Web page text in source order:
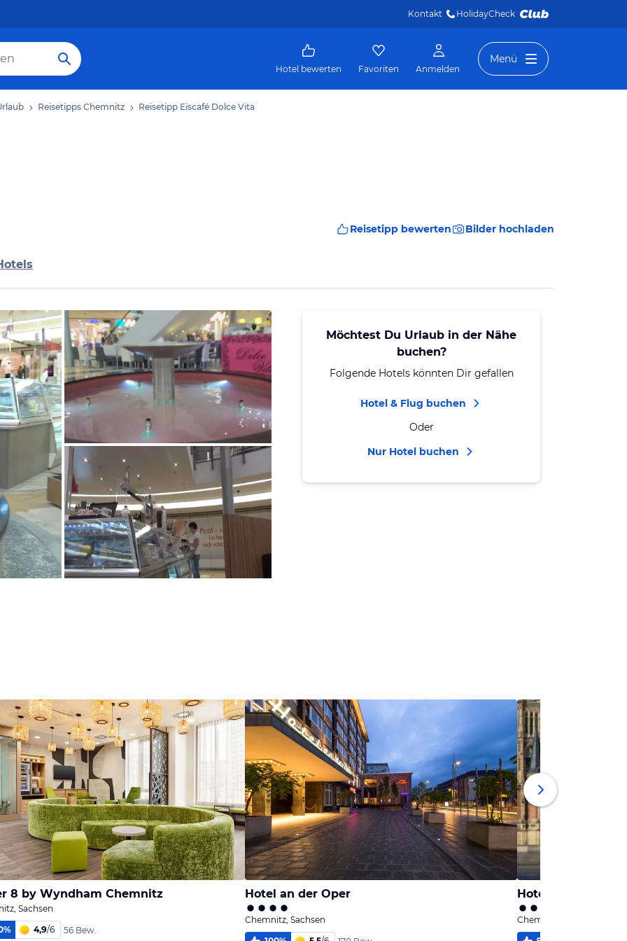
Kontakt HolidayCheck
Hotel bewerten Favoriten Anmelden
Menü
Reisetipps Chemnitz Reisetipp Eiscafé Dolce Vita
Reisetipp bewerten Bilder hochladen
Bild melden
von Klaus
Möchtest Du Urlaub in der Nähe
buchen?
Folgende Hotels könnten Dir gefallen
Hotel & Flug buchen
Oder
Nur Hotel buchen
8 by Wyndham Chemnitz
Sachsen
% 4,9/6 56 Bew.
Hotel an der Oper
Chemnitz, Sachsen
Hotel Chemnitzer
Chemnitz, Sachsen